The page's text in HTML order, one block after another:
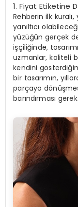
1.Fiyat Etiketine
Rehberin ilk
yanıltıcı
yüzüğün gerçek
işçiliğinde,
uzmanlar, kaliteli
kendini
bir tasarımın,
parçaya
barındırması